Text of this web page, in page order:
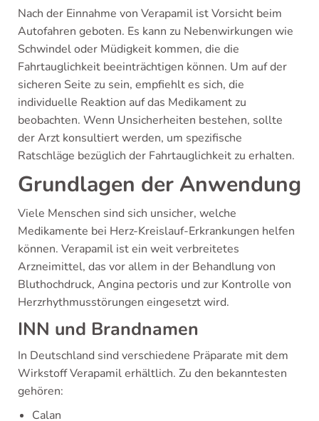
Nach der Einnahme von Verapamil ist Vorsicht beim
Autofahren geboten. Es kann zu Nebenwirkungen wie
Schwindel oder Müdigkeit kommen, die die
Fahrtauglichkeit beeinträchtigen können. Um auf der
sicheren Seite zu sein, empfiehlt es sich, die
individuelle Reaktion auf das Medikament zu
beobachten. Wenn Unsicherheiten bestehen, sollte
der Arzt konsultiert werden, um spezifische
Ratschläge bezüglich der Fahrtauglichkeit zu erhalten.
Grundlagen der Anwendung
Viele Menschen sind sich unsicher, welche
Medikamente bei Herz-Kreislauf-Erkrankungen helfen
können. Verapamil ist ein weit verbreitetes
Arzneimittel, das vor allem in der Behandlung von
Bluthochdruck, Angina pectoris und zur Kontrolle von
Herzrhythmusstörungen eingesetzt wird.
INN und Brandnamen
In Deutschland sind verschiedene Präparate mit dem
Wirkstoff Verapamil erhältlich. Zu den bekanntesten
gehören:
Calan